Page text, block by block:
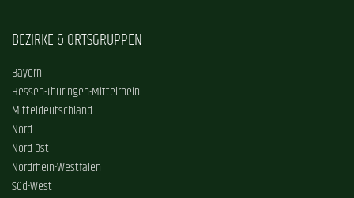
BEZIRKE & ORTSGRUPPEN
Bayern
Hessen-Thüringen-Mittelrhein
Mitteldeutschland
Nord
Nord-Ost
Nordrhein-Westfalen
Süd-West